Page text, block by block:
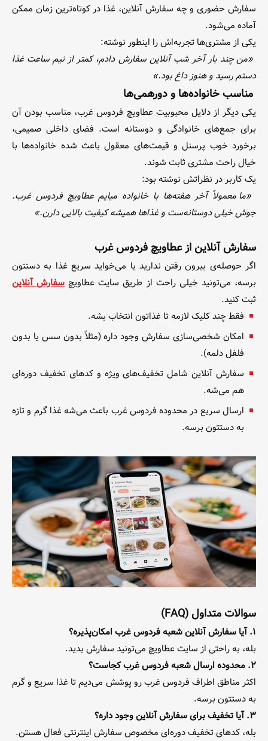
سفارش حضوری و چه سفارش آنلاین، غذا در کوتاه‌ترین زمان ممکن
آماده می‌شود.
یکی از مشتری‌ها تجربه‌اش را اینطور نوشته:
«من چند بار آخر شب آنلاین سفارش دادم، کمتر از نیم ساعت غذا
دستم رسید و هنوز داغ بود.»
مناسب خانواده‌ها و دورهمی‌ها
یکی دیگر از دلایل محبوبیت عطاویچ فردوس غرب، مناسب بودن آن
برای جمع‌های خانوادگی و دوستانه است. فضای داخلی صمیمی،
برخورد خوب پرسنل و قیمت‌های معقول باعث شده خانواده‌ها با
خیال راحت مشتری ثابت شوند.
یک کاربر در نظراتش نوشته بود:
«ما معمولاً آخر هفته‌ها با خانواده میایم عطاویچ فردوس غرب.
جوش خیلی دوستانه‌ست و غذاها همیشه کیفیت بالایی دارن.»
سفارش آنلاین از عطاویچ فردوس غرب
اگر حوصله‌ی بیرون رفتن ندارید یا می‌خواید سریع غذا به دستتون
برسه، می‌تونید خیلی راحت از طریق سایت عطاویچسفارش آنلاین
ثبت کنید.
فقط چند کلیک لازمه تا غذاتون انتخاب بشه.
امکان شخصی‌سازی سفارش وجود داره (مثلاً بدون سس یا بدون
فلفل دلمه).
سفارش آنلاین شامل تخفیف‌های ویژه و کدهای تخفیف دوره‌ای
هم می‌شه.
ارسال سریع در محدوده فردوس غرب باعث می‌شه غذا گرم و تازه
به دستتون برسه.
سوالات متداول (FAQ)
۱. آیا سفارش آنلاین شعبه فردوس غرب امکان‌پذیره؟
بله، به راحتی از سایت عطاویچ می‌تونید سفارش بدید.
۲. محدوده ارسال شعبه فردوس غرب کجاست؟
اکثر مناطق اطراف فردوس غرب رو پوشش می‌دیم تا غذا سریع و گرم
به دستتون برسه.
۳. آیا تخفیف برای سفارش آنلاین وجود داره؟
بله، کدهای تخفیف دوره‌ای مخصوص سفارش اینترنتی فعال هستن.